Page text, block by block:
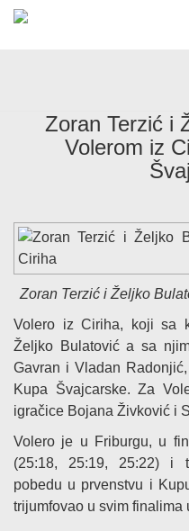
Zoran Terzić i
Volerom iz
Zoran Terzić i Željko
Volero iz Ciriha, koji sa
Željko Bulatović a sa
Gavran i Vladan
Kupa Švajcarske. Za
igračice Bojana Živković i
Volero je u Friburgu, u
(25:18, 25:19, 25:22) i
pobedu u prvenstvu i
trijumfovao u svim finalima